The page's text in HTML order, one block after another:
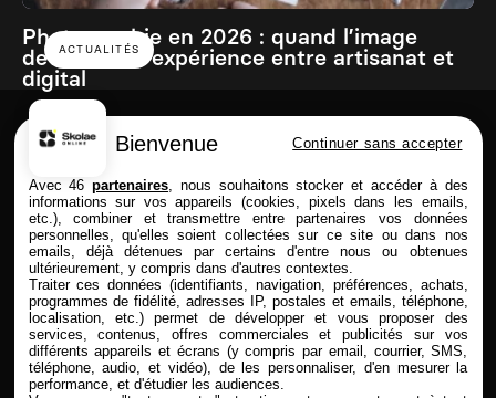
ACTUALITÉS
Photographie en 2026 : quand l’image
devient une expérience entre artisanat et
digital
FORMATIONS
Commerce & Achat
Design & Photo
Comptabilité & Finance
Immobilier
Marketing & Communication
SKOLAE ONLINE
Présentation
Enseignement à distance
Admission & Financement
Alternance & entreprise
Rythmes & contrats
Continuer sans accepter
Bienvenue
Avec 46partenaires , nous souhaitons stocker et accéder à des
informations sur vos appareils (cookies, pixels dans les emails,
etc.), combiner et transmettre entre partenaires vos données
personnelles, qu'elles soient collectées sur ce site ou dans nos
emails, déjà détenues par certains d'entre nous ou obtenues
ultérieurement, y compris dans d'autres contextes.
Traiter ces données (identifiants, navigation, préférences, achats,
programmes de fidélité, adresses IP, postales et emails, téléphone,
localisation, etc.) permet de développer et vous proposer des
services, contenus, offres commerciales et publicités sur vos
différents appareils et écrans (y compris par email, courrier, SMS,
téléphone, audio, et vidéo), de les personnaliser, d'en mesurer la
performance, et d'étudier les audiences.